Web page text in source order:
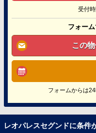
受付
フォー
この
フォームからは
レオパレスセグンドに条件